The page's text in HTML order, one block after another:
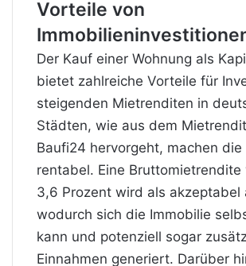
Vorteile von
Der Kauf einer Wohnung als
bietet zahlreiche Vorteile für
steigenden Mietrenditen in
Städten, wie aus dem
Baufi24 hervorgeht, machen die
rentabel. Eine Bruttomietrendite
3,6 Prozent wird als akzeptabel
wodurch sich die Immobilie
kann und potenziell sogar
Einnahmen generiert. Darüber